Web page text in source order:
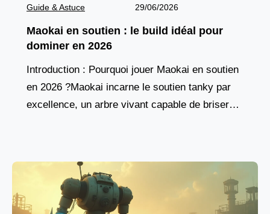
Guide & Astuce 29/06/2026
Maokai en soutien : le build idéal pour
dominer en 2026
Introduction : Pourquoi jouer Maokai en soutien
en 2026 ?Maokai incarne le soutien tanky par
excellence, un arbre vivant capable de briser